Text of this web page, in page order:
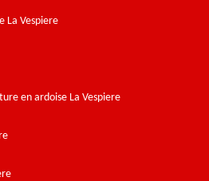
La Vespiere
en ardoise La Vespiere